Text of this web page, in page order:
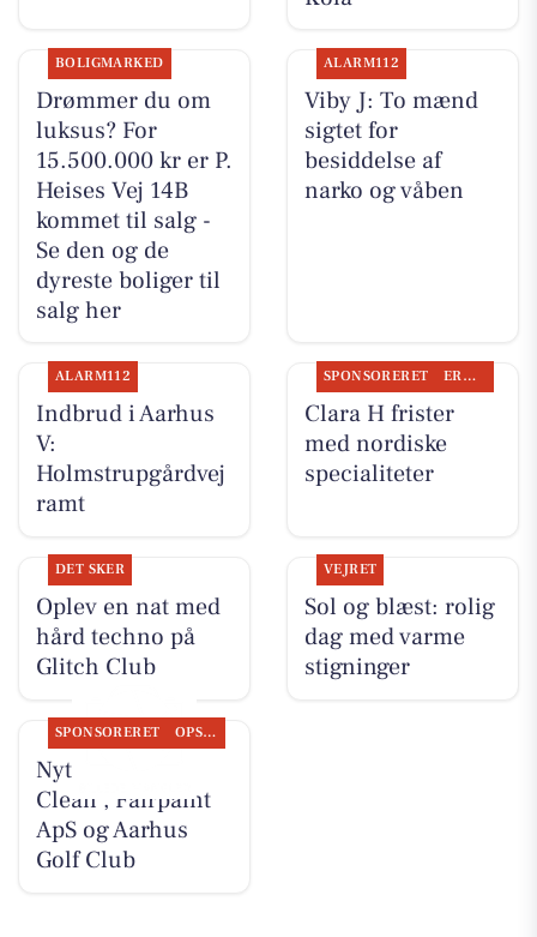
BOLIGMARKED
Drømmer du om
luksus? For
15.500.000 kr er P.
Heises Vej 14B
kommet til salg -
Se den og de
dyreste boliger til
salg her
ALARM112
Viby J: To mænd
sigtet for
besiddelse af
narko og våben
ALARM112
Indbrud i Aarhus
V:
Holmstrupgårdvej
ramt
SPONSORERET ERHVERV
Clara H frister
med nordiske
specialiteter
DET SKER
Oplev en nat med
hård techno på
Glitch Club
VEJRET
Sol og blæst: rolig
dag med varme
stigninger
SPONSORERET OPSLAGSTAVLEN
Nyt fra Classic
Clean , Fairpaint
ApS og Aarhus
Golf Club